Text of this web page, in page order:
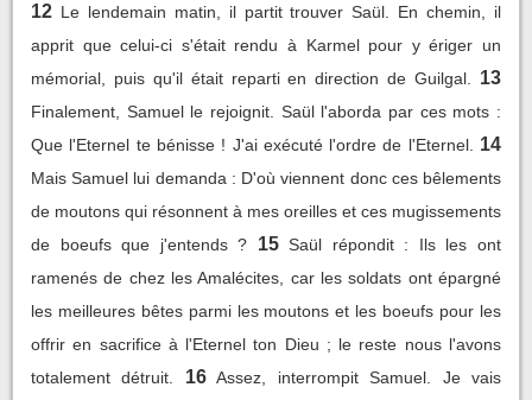
12 Le lendemain matin, il partit trouver Saül. En chemin, il
apprit que celui-ci s'était rendu à Karmel pour y ériger un
mémorial, puis qu'il était reparti en direction de Guilgal.
13
Finalement, Samuel le rejoignit. Saül l'aborda par ces mots :
Que l'Eternel te bénisse ! J'ai exécuté l'ordre de l'Eternel.
14
Mais Samuel lui demanda : D'où viennent donc ces bêlements
de moutons qui résonnent à mes oreilles et ces mugissements
de boeufs que j'entends ?
15 Saül répondit : Ils les ont
ramenés de chez les Amalécites, car les soldats ont épargné
les meilleures bêtes parmi les moutons et les boeufs pour les
offrir en sacrifice à l'Eternel ton Dieu ; le reste nous l'avons
totalement détruit.
16 Assez, interrompit Samuel. Je vais